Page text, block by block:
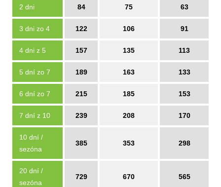
2 dni 84 75 63
3 dni zo 4 122 106 91
4 dni z 5 157 135 113
5 dní zo 7 189 163 133
6 dní zo 7 215 185 153
7 dní z 10 239 208 170
10 dní /
sezóna
385 353 298
20 dní /
sezóna
729 670 565